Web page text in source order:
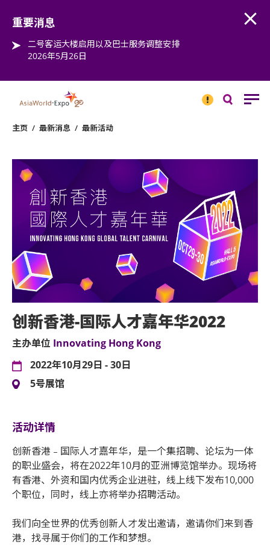
重要消息
二号客运大楼启用以及巴士服务调整安排
2026年5月26日
消息
主页 / 最新消息 / 最新活动
创新香港-国际人才嘉年华2022
主办单位 Innovating Hong Kong
2022年10月29日 - 30日
5号展馆
活动详情
创新香港﹣国际人才嘉年华，是一个集招聘、论坛为一体
的职业盛会，将在2022年10月的亚洲博览馆举办。现场将
有香港、外资和国内优秀企业进驻，线上线下发布10,000
个职位，同时，线上亦将举办招聘活动。
我们向全世界的优秀创新人才发出邀请，邀请你们来到香
港，找寻属于你们的工作和梦想。